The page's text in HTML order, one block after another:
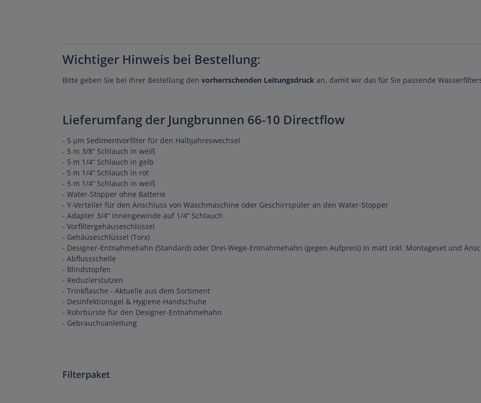
Wichtiger Hinweis bei Bestellung:
Bitte geben Sie bei Ihrer Bestellung den vorherrschenden Leitungsdruck an, damit wir das für Sie passende
Lieferumfang der Jungbrunnen 66-10 Directflow
- 5 µm Sedimentvorfilter für den Halbjahreswechsel
- 5 m 3/8“ Schlauch in weiß
- 5 m 1/4“ Schlauch in gelb
- 5 m 1/4“ Schlauch in rot
- 5 m 1/4“ Schlauch in weiß
- Water-Stopper ohne Batterie
- Y-Verteiler für den Anschluss von Waschmaschine oder Geschirrspüler an den Water-Stopper
- Adapter 3/4“ Innengewinde auf 1/4“ Schlauch
- Vorfiltergehäuseschlüssel
- Gehäuseschlüssel (Torx)
- Designer-Entnahmehahn (Standard) oder Drei-Wege-Entnahmehahn (gegen Aufpreis) in matt inkl. Montageset und
- Abflussschelle
- Blindstopfen
- Reduzierstutzen
- Trinkflasche - Aktuelle aus dem Sortiment
- Desinfektionsgel & Hygiene-Handschuhe
- Rohrbürste für den Designer-Entnahmehahn
- Gebrauchsanleitung
Filterpaket